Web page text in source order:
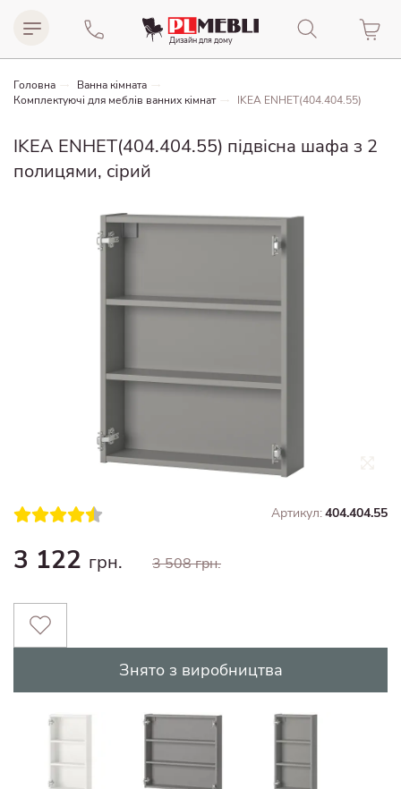
Дизайн для домy
Головна
Ванна кімната
Комплектуючі для меблів ванних кімнат
IKEA ENHET(404.404.55)
IKEA ENHET(404.404.55) підвісна шафа з 2
полицями, сірий
Артикул:404.404.55
3 122 грн. 3 508 грн.
Знято з виробництва